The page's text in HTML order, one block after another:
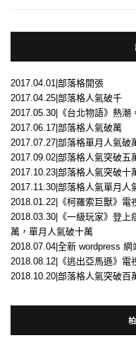
2017.04.01|部落格開張
2017.04.25|部落格人氣破千
2017.05.30|《台北物語》熱潮
2017.06.17|部落格人氣破萬
2017.07.27|部落格單月人氣破
2017.09.02|部落格人氣突破五
2017.10.23|部落格人氣突破十
2017.11.30|部落格人氣單月人
2018.01.22|《柯羅索巨獸》
2018.03.30|《一級玩家》登
萬，單月人氣破十萬
2018.07.04|全新 wordpress 網
2018.08.12|《逃出亞馬遜》
2018.10.20|部落格人氣突破百